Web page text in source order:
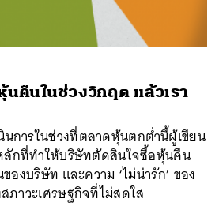
คืนในช่วงวิกฤต แล้วเรา
การในช่วงที่ตลาดหุ้นตกต่ำนี้ผู้เขียน
ลักที่ทำให้บริษัทตัดสินใจซื้อหุ้นคืน
องบริษัท และความ ‘ไม่น่ารัก’ ของ
าวะเศรษฐกิจที่ไม่สดใส
EMAIL